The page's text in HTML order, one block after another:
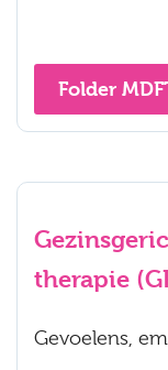
Folder
therapie
Gevoelens,